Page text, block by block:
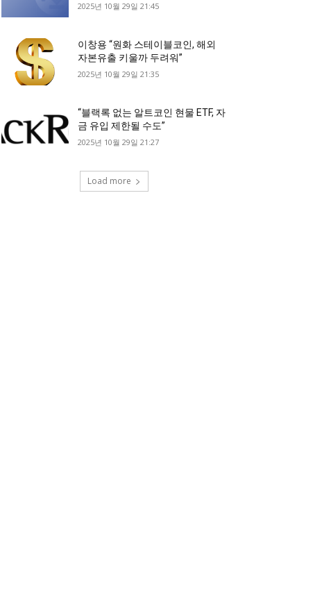
2025년 10월 29일 21:45
이창용 “원화 스테이블코인, 해외
자본유출 키울까 두려워”
2025년 10월 29일 21:35
“블랙록 없는 알트코인 현물 ETF, 자
금 유입 제한될 수도”
2025년 10월 29일 21:27
Load more